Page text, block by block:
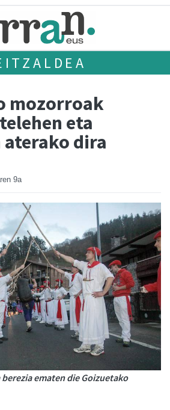
mozorroak
eta
dira
9a
ematen die Goizuetako